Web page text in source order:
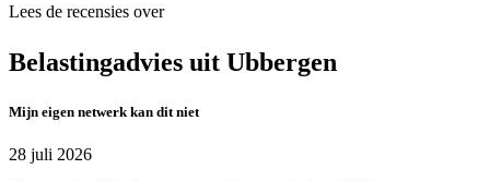
Lees de recensies over
Belastingadvies uit Ubbergen
Mijn eigen netwerk kan dit niet
28 juli 2026